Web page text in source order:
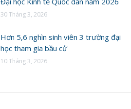
30 Tháng 3, 2026
Hơn 5,6 nghìn sinh viên 3 trường đại
học tham gia bầu cử
10 Tháng 3, 2026